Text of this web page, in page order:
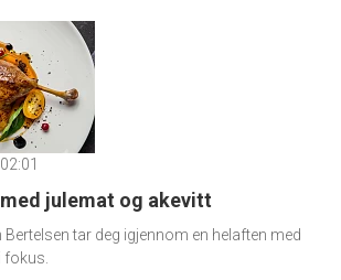
julemat og akevitt
tar deg igjennom en helaften med
fokus.